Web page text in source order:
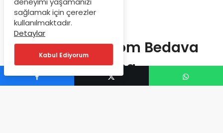
İçindekiler
2025 Türk Telekom Bedava
İnternet Kazanma
Yöntemleri
sağlamak için çerezler
kullanılmaktadır.
Detaylar
Kabul Ediyorum